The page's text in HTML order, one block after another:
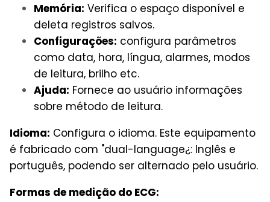
Memória: Verifica o espaço disponível e
deleta registros salvos.
Configurações: configura parâmetros
como data, hora, língua, alarmes, modos
de leitura, brilho etc.
Ajuda: Fornece ao usuário informações
sobre método de leitura.
Idioma: Configura o idioma. Este equipamento
é fabricado com "dual-language¿: Inglês e
português, podendo ser alternado pelo usuário.
Formas de medição do ECG: